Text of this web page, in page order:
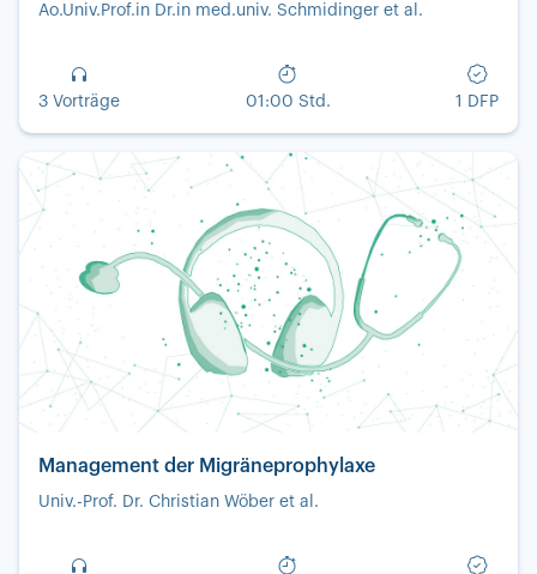
Ao.Univ.Prof.in Dr.in med.univ. Schmidinger et al.
3 Vorträge 01:00 Std. 1 DFP
Management der Migräneprophylaxe
Univ.-Prof. Dr. Christian Wöber et al.